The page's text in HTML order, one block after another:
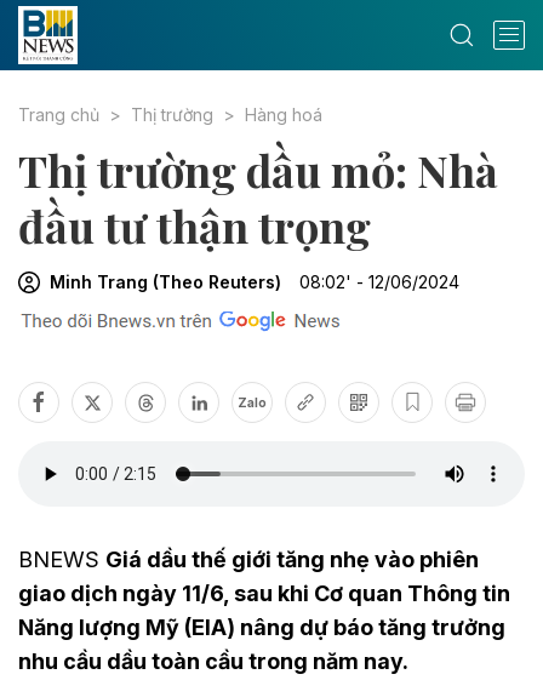
Trang chủ Thị trường Hàng hoá
Thị trường dầu mỏ: Nhà
đầu tư thận trọng
Minh Trang (Theo Reuters) 08:02' - 12/06/2024
Zalo
BNEWS Giá dầu thế giới tăng nhẹ vào phiên
giao dịch ngày 11/6, sau khi Cơ quan Thông tin
Năng lượng Mỹ (EIA) nâng dự báo tăng trưởng
nhu cầu dầu toàn cầu trong năm nay.